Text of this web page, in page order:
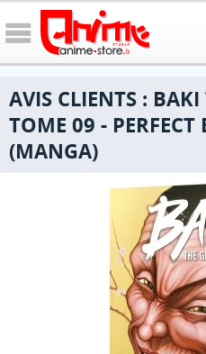
AVIS CLIENTS :
TOME 09 - PERFECT
(MANGA)